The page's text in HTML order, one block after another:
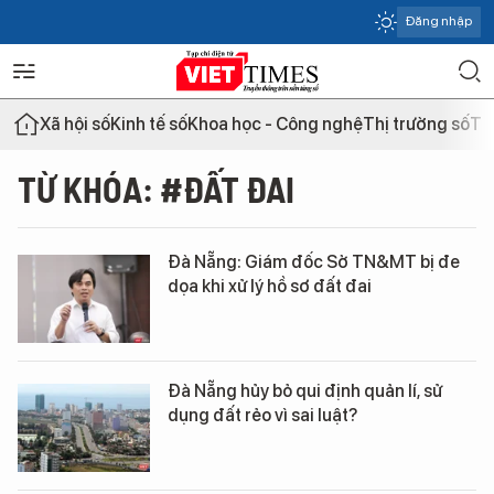
Đăng nhập
Xã hội sốKinh tế sốKhoa học - Công nghệThị trường số
TỪ KHÓA: #ĐẤT ĐAI
Đà Nẵng: Giám đốc Sở TN&MT bị đe
dọa khi xử lý hồ sơ đất đai
Đà Nẵng hủy bỏ qui định quản lí, sử
dụng đất rẻo vì sai luật?